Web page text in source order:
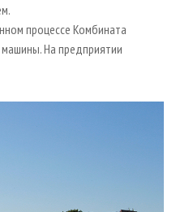
процессе Комбината
На предприятии